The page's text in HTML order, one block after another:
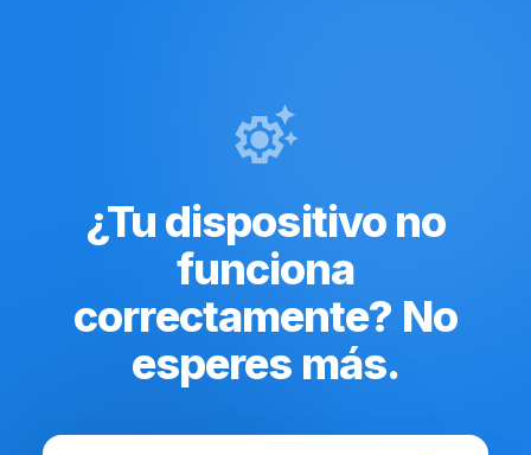
settings_suggest
¿Tu dispositivo no
funciona
correctamente? No
esperes más.